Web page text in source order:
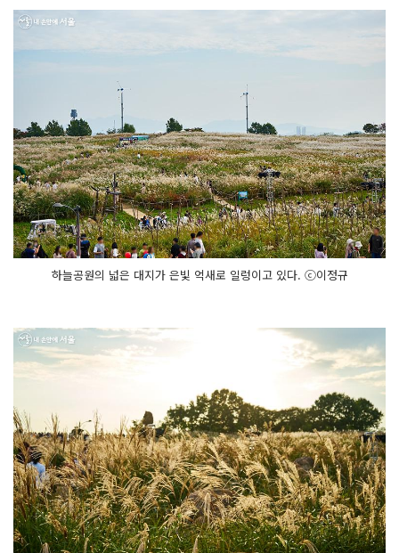
하늘공원의 넓은 대지가 은빛 억새로 일렁이고 있다. ⓒ이정규